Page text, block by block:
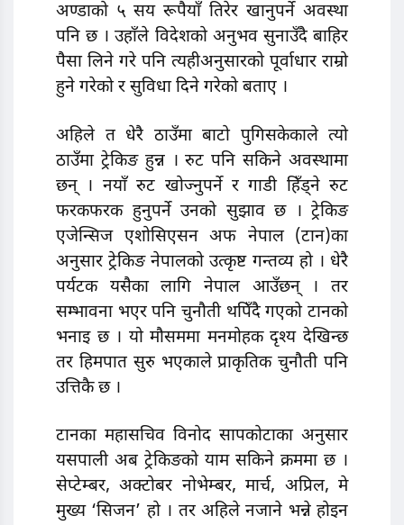
अण्डाको ५ सय रूपैयाँ तिरेर खानुपर्ने अवस्था
पनि छ । उहाँले विदेशको अनुभव सुनाउँदै बाहिर
पैसा लिने गरे पनि त्यहीअनुसारको पूर्वाधार राम्रो
हुने गरेको र सुविधा दिने गरेको बताए ।
अहिले त धेरै ठाउँमा बाटो पुगिसकेकाले त्यो
ठाउँमा ट्रेकिङ हुन्न । रुट पनि सकिने अवस्थामा
छन् । नयाँ रुट खोज्नुपर्ने र गाडी हिँड्ने रुट
फरकफरक हुनुपर्ने उनको सुझाव छ । ट्रेकिङ
एजेन्सिज एशोसिएसन अफ नेपाल (टान)का
अनुसार ट्रेकिङ नेपालको उत्कृष्ट गन्तव्य हो । धेरै
पर्यटक यसैका लागि नेपाल आउँछन् । तर
सम्भावना भएर पनि चुनौती थपिँदै गएको टानको
भनाइ छ । यो मौसममा मनमोहक दृश्य देखिन्छ
तर हिमपात सुरु भएकाले प्राकृतिक चुनौती पनि
उत्तिकै छ ।
टानका महासचिव विनोद सापकोटाका अनुसार
यसपाली अब ट्रेकिङको याम सकिने क्रममा छ ।
सेप्टेम्बर, अक्टोबर नोभेम्बर, मार्च, अप्रिल, मे
मुख्य ‘सिजन’ हो । तर अहिले नजाने भन्ने होइन